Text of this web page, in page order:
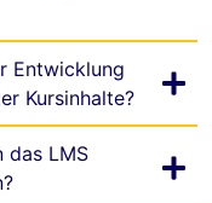
Entwicklung
Kursinhalte?
das LMS